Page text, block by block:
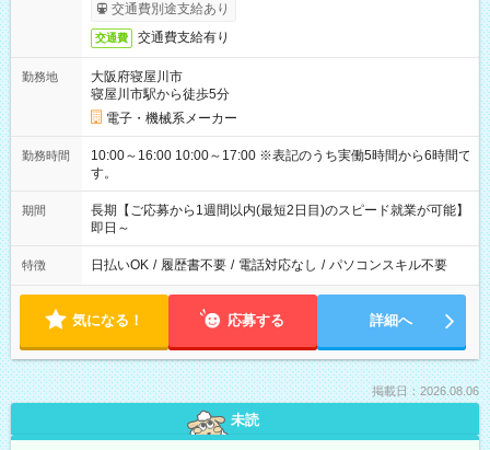
交通費別途支給あり
交通費 交通費支給有り
勤務地
大阪府寝屋川市
寝屋川市駅から徒歩5分
電子・機械系メーカー
勤務時間
10:00～16:00 10:00～17:00 ※表記のうち実働5時間から6時間で
す。
期間
長期【ご応募から1週間以内(最短2日目)のスピード就業が可能】
即日～
特徴 日払いOK / 履歴書不要 / 電話対応なし / パソコンスキル不要
気になる！ 応募する 詳細へ
掲載日：2026.08.06
未読